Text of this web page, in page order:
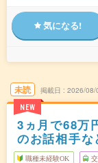
気になる!
未読
NEW
掲載日 2026/08/
3ヵ月で68万
のお話相手な
職種未経験OK